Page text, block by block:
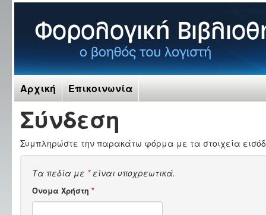
Αρχική Επικοινωνία
Σύνδεση
Συμπληρώστε την παρακάτω φόρμα με τα στοιχεία
Τα πεδία με *είναι υποχρεωτικά.
Όνομα Χρήστη *